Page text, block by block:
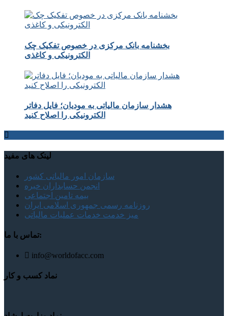
بخشنامه بانک مرکزی در خصوص تفکیک چک
الکترونیکی و کاغذی
هشدار سازمان مالیاتی به مودیان؛ فایل دفاتر
الکترونیکی را اصلاح کنید
لینک های مفید
سازمان امور مالیاتی کشور
انجمن حسابداران خبره
بیمه تامین اجتماعی
روزنامه رسمی جمهوری اسلامی ایران
میز خدمت خدمات عملیات مالیاتی
تماس با ما:
info@worldofacc.com
نماد کسب و کار